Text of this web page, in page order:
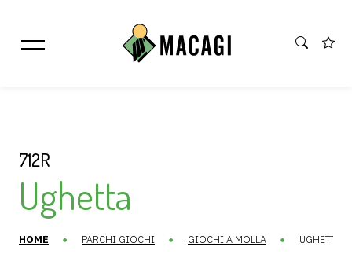
712R
Ughetta
HOME PARCHI GIOCHI GIOCHI A MOLLA UGHETTA